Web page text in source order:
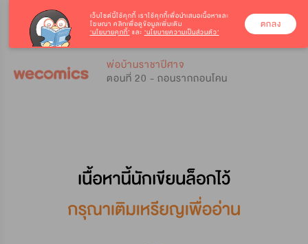
พ่อบ้านราชาปีศาจ
ตอนที่ 20 - ถอนรากถอนโคน
เว็บไซต์นี้ใช้คุกกี้ เราใช้คุกกี้เพื่อนำเสนอเนื้อหาและ
โฆษณา คลิกเพื่อดูข้อมูลเพิ่มเติม
‘นโยบายคุกกี้’ และ ‘นโยบายความเป็นส่วนตัว’
ตกลง